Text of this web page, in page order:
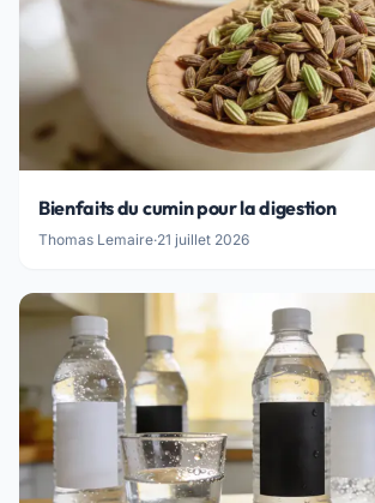
Bienfaits du cumin pour la digestion
Thomas Lemaire·21 juillet 2026